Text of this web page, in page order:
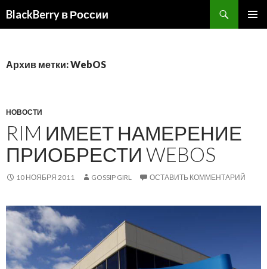
BlackBerry в России
Архив метки: WebOS
НОВОСТИ
RIM ИМЕЕТ НАМЕРЕНИЕ
ПРИОБРЕСТИ WEBOS
10 НОЯБРЯ 2011 GOSSIP GIRL ОСТАВИТЬ КОММЕНТАРИЙ